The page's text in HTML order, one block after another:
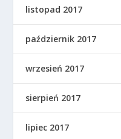
listopad 2017
październik 2017
wrzesień 2017
sierpień 2017
lipiec 2017